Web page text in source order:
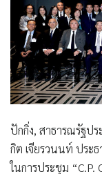
ปักกิ่ง, สาธารณรัฐป
กิต เจียรวนนท์ ประ
ในการประชุม “C.P.